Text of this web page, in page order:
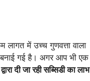
में उच्च गुणवत्ता वाला
गई है। अगर आप भी एक
दी जा रही सब्सिडी का लाभ